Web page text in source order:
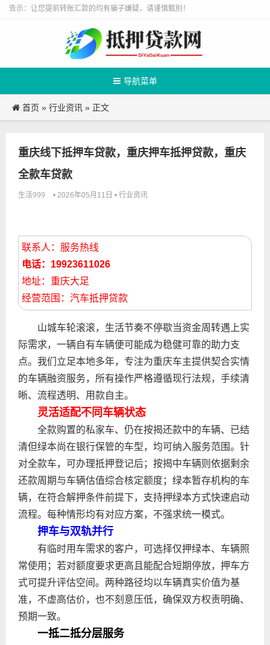
告示：让您提前转账汇款的均有骗子嫌疑，请谨慎甄别！
导航菜单
首页 » 行业资讯 » 正文
重庆线下抵押车贷款，重庆押车抵押贷款，重庆
全款车贷款
生活999 • 2026年05月11日 • 行业资讯
联系人：服务热线
电话：19923611026
地址：重庆大足
经营范围：汽车抵押贷款
山城车轮滚滚，生活节奏不停歇当资金周转遇上实
际需求，一辆自有车辆便可能成为稳健可靠的助力支
点。我们立足本地多年，专注为重庆车主提供契合实情
的车辆融资服务，所有操作严格遵循现行法规，手续清
晰、流程透明、用款自主。
灵活适配不同车辆状态
全款购置的私家车、仍在按揭还款中的车辆、已结
清但绿本尚在银行保管的车型，均可纳入服务范围。针
对全款车，可办理抵押登记后；按揭中车辆则依据剩余
还款周期与车辆估值综合核定额度；绿本暂存机构的车
辆，在符合解押条件前提下，支持押绿本方式快速启动
流程。每种情形均有对应方案，不强求统一模式。
押车与双轨并行
有临时用车需求的客户，可选择仅押绿本、车辆照
常使用；若对额度要求更高且能配合短期停放，押车方
式可提升评估空间。两种路径均以车辆真实价值为基
准，不虚高估价，也不刻意压低，确保双方权责明确、
预期一致。
一抵二抵分层服务